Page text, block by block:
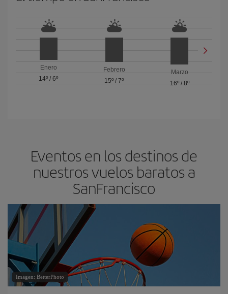
Enero
14º /6º
Febrero
15º / 7º
Marzo
16º/ 8º
Eventos en los destinos de
nuestros vuelos baratos a
SanFrancisco
Imagen: BetterPhoto